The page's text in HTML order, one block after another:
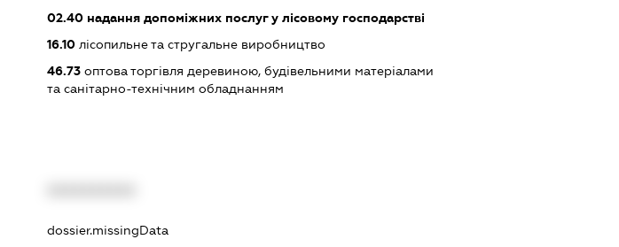
02.40надання допоміжних послуг у лісовому господарстві
16.10лісопильне та стругальне виробництво
46.73оптова торгівля деревиною, будівельними матеріалами
та санітарно-технічним обладнанням
dossier.missingData